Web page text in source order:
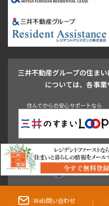
Web問い合わせ
0120-
目白・高田馬場・
池尻大橋・三軒茶屋
祐天寺・学
駒沢・用賀・二子玉川
成城・砧
青山 渋谷 東京・大手町 新宿
豊島区
杉並区 板橋区
葛飾区
江戸川区
三井不動産グループの住ま
については、各事
住んでからの安心サポートなら
東京都知事（3）第96482号 （一社） 不